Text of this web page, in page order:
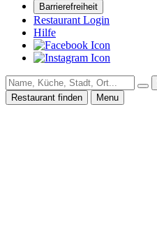
Barrierefreiheit
Restaurant Login
Hilfe
Restaurant finden
Menu